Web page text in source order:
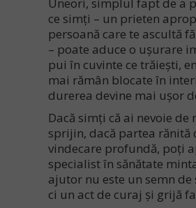
ce simți – un prieten
persoană care te ascultă
– poate aduce o ușurare
pui în cuvinte ce trăiești,
mai rămân blocate în
durerea devine mai ușor
Dacă simți că ai nevoie
sprijin, dacă partea rănită
vindecare profundă, poți
specialist în sănătate
ajutor nu este un semn de
ci un act de curaj și grijă